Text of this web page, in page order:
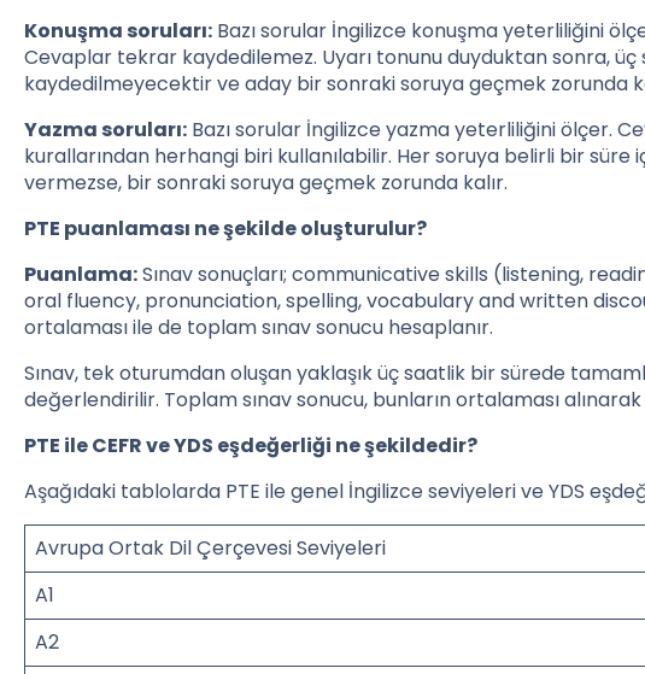
Konuşma soruları: Bazı sorular İngilizce konuşma yeterliliğini
Cevaplar tekrar kaydedilemez. Uyarı tonunu duyduktan sonra,
kaydedilmeyecektir ve aday bir sonraki soruya geçmek zorunda
Yazma soruları: Bazı sorular İngilizce yazma yeterliliğini ölçer.
kurallarından herhangi biri kullanılabilir. Her soruya belirli bir
vermezse, bir sonraki soruya geçmek zorunda kalır.
PTE puanlaması ne şekilde oluşturulur?
Puanlama:Sınav sonuçları; communicative skills (listening,
oral fluency, pronunciation, spelling, vocabulary and written
ortalaması ile de toplam sınav sonucu hesaplanır.
Sınav, tek oturumdan oluşan yaklaşık üç saatlik bir sürede
değerlendirilir. Toplam sınav sonucu, bunların ortalaması
PTE ile CEFR ve YDS eşdeğerliği ne şekildedir?
Aşağıdaki tablolarda PTE ile genel İngilizce seviyeleri ve YDS
Avrupa Ortak Dil Çerçevesi Seviyeleri
A1
A2